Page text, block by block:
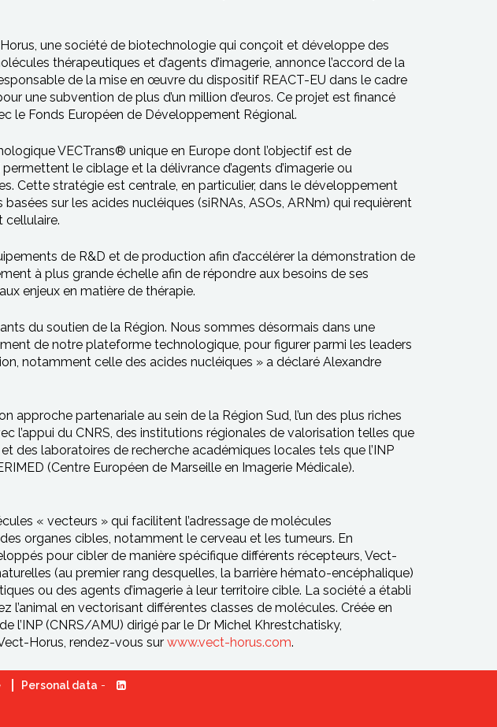
une société de biotechnologie qui conçoit et développe des
thérapeutiques et d’agents d’imagerie, annonce l’accord de la
de la mise en œuvre du dispositif REACT-EU dans le cadre
une subvention de plus d’un million d’euros. Ce projet est financé
le Fonds Européen de Développement Régional.
VECTrans® unique en Europe dont l’objectif est de
le ciblage et la délivrance d’agents d’imagerie ou
Cette stratégie est centrale, en particulier, dans le développement
sur les acides nucléiques (siRNAs, ASOs, ARNm) qui requièrent
cellulaire.
de R&D et de production afin d’accélérer la démonstration de
à plus grande échelle afin de répondre aux besoins de ses
enjeux en matière de thérapie.
du soutien de la Région. Nous sommes désormais dans une
de notre plateforme technologique, pour figurer parmi les leaders
notamment celle des acides nucléiques » a déclaré Alexandre
partenariale au sein de la Région Sud, l’un des plus riches
l’appui du CNRS, des institutions régionales de valorisation telles que
des laboratoires de recherche académiques locales tels que l’INP
(Centre Européen de Marseille en Imagerie Médicale).
« vecteurs » qui facilitent l’adressage de molécules
organes cibles, notamment le cerveau et les tumeurs. En
pour cibler de manière spécifique différents récepteurs, Vect-
(au premier rang desquelles, la barrière hémato-encéphalique)
ou des agents d’imagerie à leur territoire cible. La société a établi
l’animal en vectorisant différentes classes de molécules. Créée en
l’INP (CNRS/AMU) dirigé par le Dr Michel Khrestchatisky,
Horus, rendez-vous sur www.vect-horus.com.
Personal data -